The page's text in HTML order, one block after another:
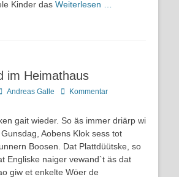
Kinder das Weiterlesen …
im Heimathaus
Andreas Galle
Kommentar
gait wieder. So äs immer driärp wi
Aobens Klok sess tot
Boosen. Dat Plattdüütske, so
Engliske naiger vewand`t äs dat
giw et enkelte Wöer de